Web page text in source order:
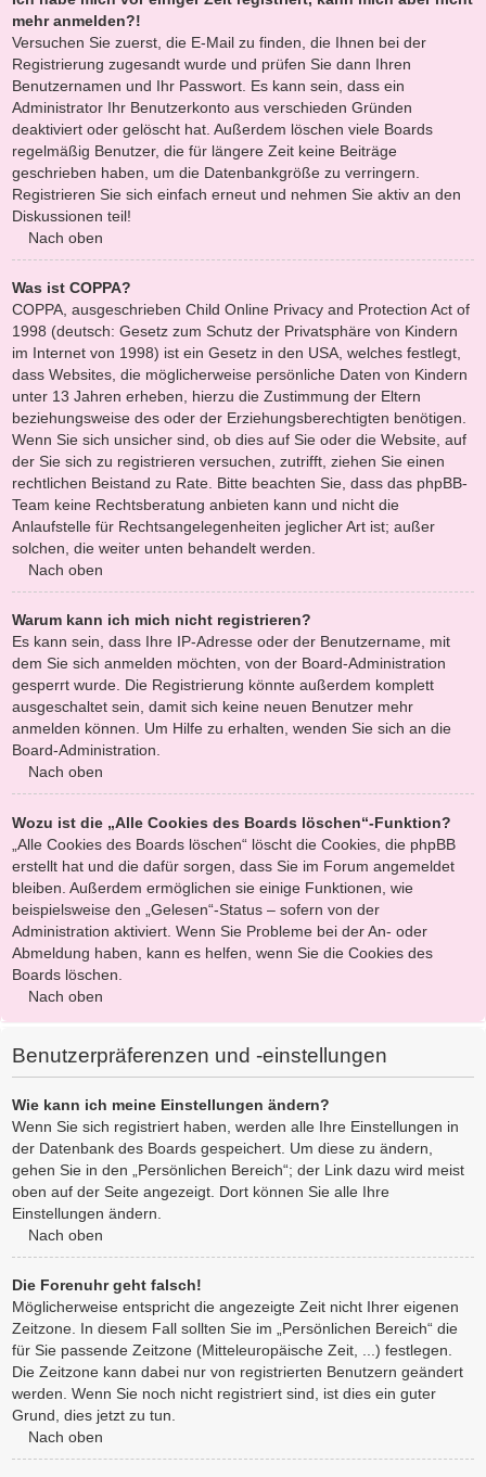
mehr anmelden?!
Versuchen Sie zuerst, die E-Mail zu finden, die Ihnen bei der
Registrierung zugesandt wurde und prüfen Sie dann Ihren
Benutzernamen und Ihr Passwort. Es kann sein, dass ein
Administrator Ihr Benutzerkonto aus verschieden Gründen
deaktiviert oder gelöscht hat. Außerdem löschen viele Boards
regelmäßig Benutzer, die für längere Zeit keine Beiträge
geschrieben haben, um die Datenbankgröße zu verringern.
Registrieren Sie sich einfach erneut und nehmen Sie aktiv an den
Diskussionen teil!
Nach oben
Was ist COPPA?
COPPA, ausgeschrieben Child Online Privacy and Protection Act of
1998 (deutsch: Gesetz zum Schutz der Privatsphäre von Kindern
im Internet von 1998) ist ein Gesetz in den USA, welches festlegt,
dass Websites, die möglicherweise persönliche Daten von Kindern
unter 13 Jahren erheben, hierzu die Zustimmung der Eltern
beziehungsweise des oder der Erziehungsberechtigten benötigen.
Wenn Sie sich unsicher sind, ob dies auf Sie oder die Website, auf
der Sie sich zu registrieren versuchen, zutrifft, ziehen Sie einen
rechtlichen Beistand zu Rate. Bitte beachten Sie, dass das phpBB-
Team keine Rechtsberatung anbieten kann und nicht die
Anlaufstelle für Rechtsangelegenheiten jeglicher Art ist; außer
solchen, die weiter unten behandelt werden.
Nach oben
Warum kann ich mich nicht registrieren?
Es kann sein, dass Ihre IP-Adresse oder der Benutzername, mit
dem Sie sich anmelden möchten, von der Board-Administration
gesperrt wurde. Die Registrierung könnte außerdem komplett
ausgeschaltet sein, damit sich keine neuen Benutzer mehr
anmelden können. Um Hilfe zu erhalten, wenden Sie sich an die
Board-Administration.
Nach oben
Wozu ist die „Alle Cookies des Boards löschen“-Funktion?
„Alle Cookies des Boards löschen“ löscht die Cookies, die phpBB
erstellt hat und die dafür sorgen, dass Sie im Forum angemeldet
bleiben. Außerdem ermöglichen sie einige Funktionen, wie
beispielsweise den „Gelesen“-Status – sofern von der
Administration aktiviert. Wenn Sie Probleme bei der An- oder
Abmeldung haben, kann es helfen, wenn Sie die Cookies des
Boards löschen.
Nach oben
Benutzerpräferenzen und -einstellungen
Wie kann ich meine Einstellungen ändern?
Wenn Sie sich registriert haben, werden alle Ihre Einstellungen in
der Datenbank des Boards gespeichert. Um diese zu ändern,
gehen Sie in den „Persönlichen Bereich“; der Link dazu wird meist
oben auf der Seite angezeigt. Dort können Sie alle Ihre
Einstellungen ändern.
Nach oben
Die Forenuhr geht falsch!
Möglicherweise entspricht die angezeigte Zeit nicht Ihrer eigenen
Zeitzone. In diesem Fall sollten Sie im „Persönlichen Bereich“ die
für Sie passende Zeitzone (Mitteleuropäische Zeit, ...) festlegen.
Die Zeitzone kann dabei nur von registrierten Benutzern geändert
werden. Wenn Sie noch nicht registriert sind, ist dies ein guter
Grund, dies jetzt zu tun.
Nach oben